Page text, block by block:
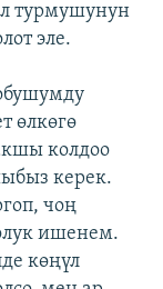
турмушунун
эле.
өлкөгө
колдоо
керек.
чоң
ишенем.
көңүл